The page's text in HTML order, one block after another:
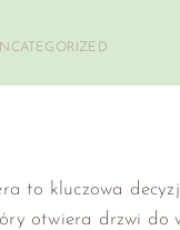
to kluczowa
otwiera drzwi do